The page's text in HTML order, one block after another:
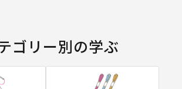
ゴリー別の学ぶ